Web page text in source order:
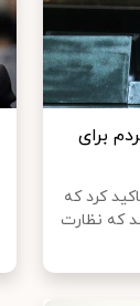
برای
کرد که
که نظارت